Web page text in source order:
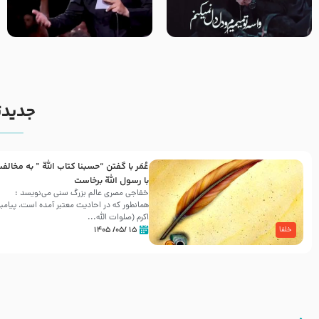
مصداق کربلا – حاج حسین سیب
شور ، حسینا! به‌ حق زهرا «أُنْظُرْ
إِلَینا» – عزاداری شب هفتم ماه
خلفا
عُمَر با گفتن “حسبنا كتاب اللّه ” به
با رسول اللّه برخاست
خفاجی مصری عالم بزرگ سنی می‌نویسد :
همانطور که در احادیث معتبر آمده است،
اکرم (صلوات اللّه...
۱۵ /۰۵/ ۱۴۰۵